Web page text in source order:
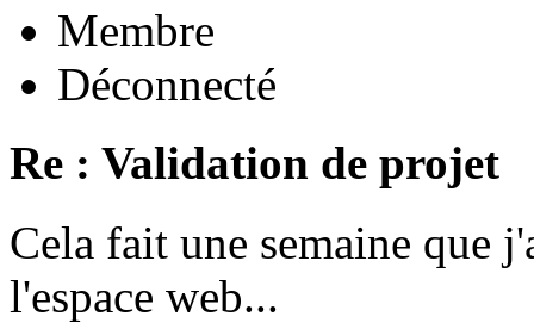
Membre
Déconnecté
Re : Validation de projet
Cela fait une semaine que
l'espace web...